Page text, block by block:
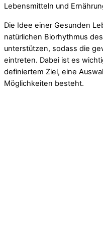
Lebensmitteln und
Die Idee einer Gesunden
natürlichen Biorhythmus
unterstützen, sodass die
eintreten. Dabei ist es
definiertem Ziel, eine
Möglichkeiten besteht.